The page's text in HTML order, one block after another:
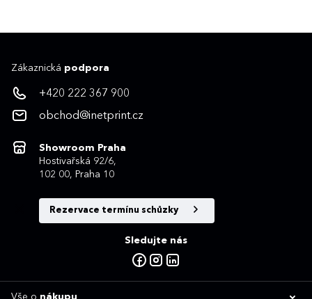
Zákaznická podpora
+420 222 367 900
obchod@inetprint.cz
Showroom Praha
Hostivařská 92/6,
102 00, Praha 10
Rezervace termínu schůzky
Sledujte nás
Vše o nákupu